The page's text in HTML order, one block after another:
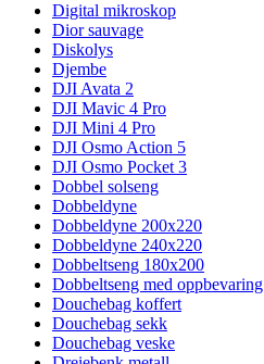
Digital mikroskop
Dior sauvage
Diskolys
Djembe
DJI Avata 2
DJI Mavic 4 Pro
DJI Mini 4 Pro
DJI Osmo Action 5
DJI Osmo Pocket 3
Dobbel solseng
Dobbeldyne
Dobbeldyne 200x220
Dobbeldyne 240x220
Dobbeltseng 180x200
Dobbeltseng med oppbevaring
Douchebag koffert
Douchebag sekk
Douchebag veske